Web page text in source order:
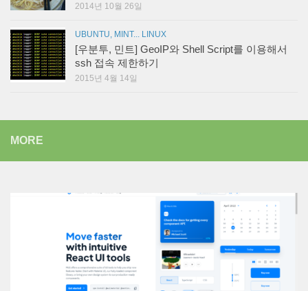
2014년 10월 26일
UBUNTU, MINT... LINUX
[우분투, 민트] GeoIP와 Shell Script를 이용해서
ssh 접속 제한하기
2015년 4월 14일
MORE